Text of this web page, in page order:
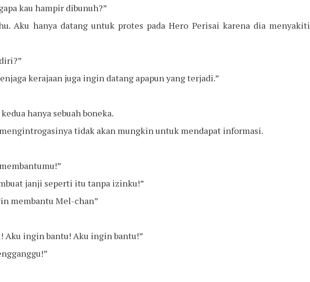
kau hampir dibunuh?”
Aku hanya datang untuk protes pada Hero Perisai karena dia menyakiti
kerajaan juga ingin datang apapun yang terjadi.”
hanya sebuah boneka.
tidak akan mungkin untuk mendapat informasi.
janji seperti itu tanpa izinku!”
membantu Mel-chan”
Aku ingin bantu! Aku ingin bantu!”